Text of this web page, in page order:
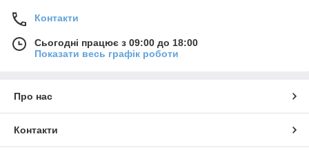
Контакти
Сьогодні працює з 09:00 до 18:00
Показати весь графік роботи
Про нас
Контакти